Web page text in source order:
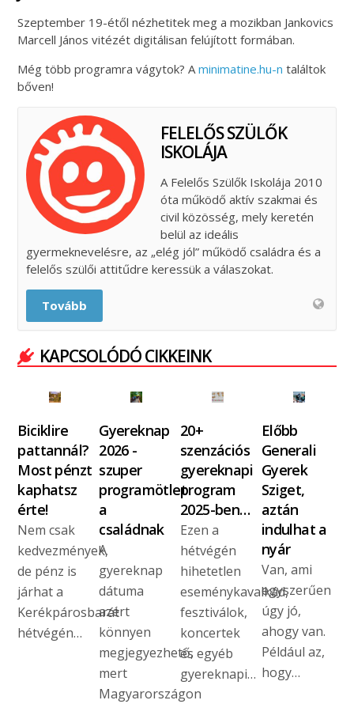
Szeptember 19-étől nézhetitek meg a mozikban Jankovics
Marcell János vitézét digitálisan felújított formában.
Még több programra vágytok? Aminimatine.hu-n találtok
bőven!
FELELŐS SZÜLŐK
ISKOLÁJA
A Felelős Szülők Iskolája 2010
óta működő aktív szakmai és
civil közösség, mely keretén
belül az ideális
gyermeknevelésre, az „elég jól” működő családra és a
felelős szülői attitűdre keressük a válaszokat.
Tovább
KAPCSOLÓDÓ CIKKEINK
Biciklire
pattannál?
Most pénzt
kaphatsz
érte!
Nem csak
kedvezmények,
de pénz is
járhat a
Kerékpárosbarát
hétvégén…
Gyereknap
2026 -
szuper
programötlet
a
családnak
A
gyereknap
dátuma
azért
könnyen
megjegyezhető,
mert
Magyarországon
20+
szenzációs
gyereknapi
program
2025-ben…
Ezen a
hétvégén
hihetetlen
eseménykavalkád,
fesztiválok,
koncertek
és egyéb
gyereknapi…
Előbb
Generali
Gyerek
Sziget,
aztán
indulhat a
nyár
Van, ami
egyszerűen
úgy jó,
ahogy van.
Például az,
hogy…